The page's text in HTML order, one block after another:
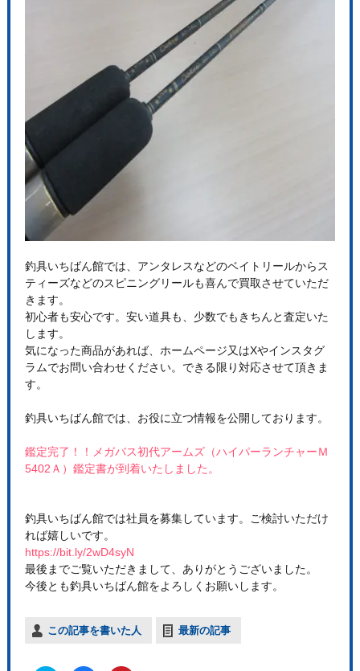
釣具いちばん館では、アンタレスなどのベイトリールからス
ティーズなどのスピニングリールも喜んで買取させていただ
きます。
初心者も安心です。安い道具も、少数でもきちんと査定いた
します。
気になった商品があれば、ホームページ又はXやインスタグ
ラムでお問い合わせください。できる限り対応させて頂きま
す。
釣具いちばん館では、お役に立つ情報を公開しております。
鑑定完了！！メガバス初代アームズ（ハイパーランチャーＭ
5402Ａ）鑑定書が到着いたしました。
釣具いちばん館では社員を募集しています。ご検討いただけ
れば嬉しいです。
https://bit.ly/2wD4syN
最後までご覧いただきまして、ありがとうございました。
今後とも釣具いちばん館をよろしくお願いします。
この記事を書いた人 最新の記事